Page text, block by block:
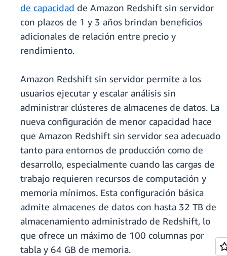
de capacidad de Amazon Redshift sin servidor
con plazos de 1 y 3 años brindan beneficios
adicionales de relación entre precio y
rendimiento.
Amazon Redshift sin servidor permite a los
usuarios ejecutar y escalar análisis sin
administrar clústeres de almacenes de datos. La
nueva configuración de menor capacidad hace
que Amazon Redshift sin servidor sea adecuado
tanto para entornos de producción como de
desarrollo, especialmente cuando las cargas de
trabajo requieren recursos de computación y
memoria mínimos. Esta configuración básica
admite almacenes de datos con hasta 32 TB de
almacenamiento administrado de Redshift, lo
que ofrece un máximo de 100 columnas por
tabla y 64 GB de memoria.